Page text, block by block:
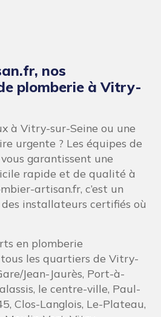
installateurs certifiés où
en plomberie
les quartiers de Vitry-
Jean-Jaurès, Port-à-
le centre-ville, Paul-
Clos-Langlois, Le-Plateau,
Moulin-Vert, Vitry-
toute la ville de Vitry-sur-
un service rapide. Vous
les rues principales où les
de Plombier-
l’année.
Allende